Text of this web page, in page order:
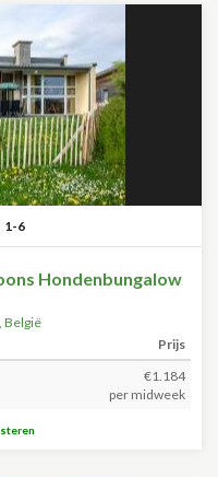
1-6
Hondenbungalow
, België
Prijs
€1.184
per midweek